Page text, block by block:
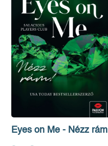
Eyes on Me - Nézz rám